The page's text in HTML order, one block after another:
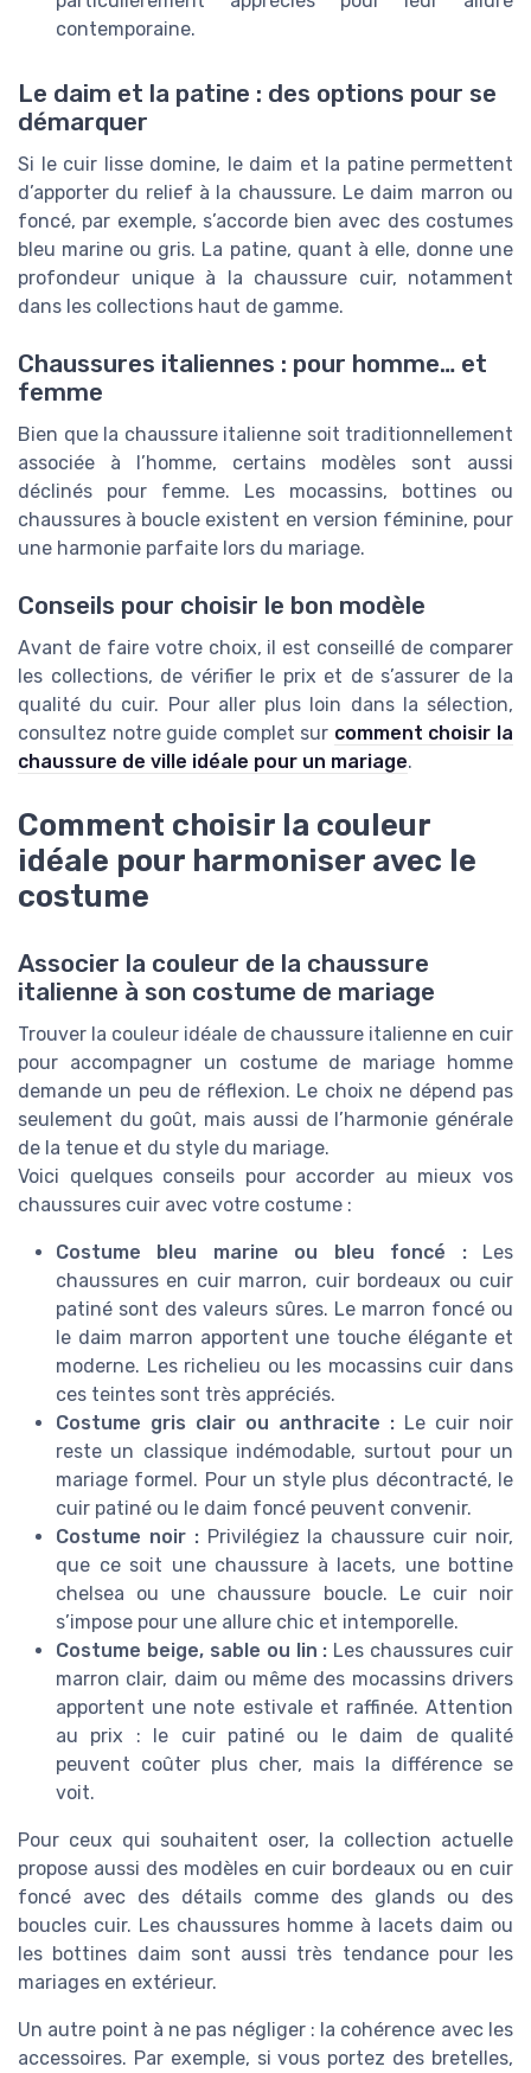
contemporaine.
Le daim et la patine : des options pour se
démarquer
Si le cuir lisse domine, le daim et la patine permettent
d’apporter du relief à la chaussure. Le daim marron ou
foncé, par exemple, s’accorde bien avec des costumes
bleu marine ou gris. La patine, quant à elle, donne une
profondeur unique à la chaussure cuir, notamment
dans les collections haut de gamme.
Chaussures italiennes : pour homme… et
femme
Bien que la chaussure italienne soit traditionnellement
associée à l’homme, certains modèles sont aussi
déclinés pour femme. Les mocassins, bottines ou
chaussures à boucle existent en version féminine, pour
une harmonie parfaite lors du mariage.
Conseils pour choisir le bon modèle
Avant de faire votre choix, il est conseillé de comparer
les collections, de vérifier le prix et de s’assurer de la
qualité du cuir. Pour aller plus loin dans la sélection,
consultez notre guide complet sur comment choisir la
chaussure de ville idéale pour un mariage.
Comment choisir la couleur
idéale pour harmoniser avec le
costume
Associer la couleur de la chaussure
italienne à son costume de mariage
Trouver la couleur idéale de chaussure italienne en cuir
pour accompagner un costume de mariage homme
demande un peu de réflexion. Le choix ne dépend pas
seulement du goût, mais aussi de l’harmonie générale
de la tenue et du style du mariage.
Voici quelques conseils pour accorder au mieux vos
chaussures cuir avec votre costume :
Costume bleu marine ou bleu foncé :Les
chaussures en cuir marron, cuir bordeaux ou cuir
patiné sont des valeurs sûres. Le marron foncé ou
le daim marron apportent une touche élégante et
moderne. Les richelieu ou les mocassins cuir dans
ces teintes sont très appréciés.
Costume gris clair ou anthracite : Le cuir noir
reste un classique indémodable, surtout pour un
mariage formel. Pour un style plus décontracté, le
cuir patiné ou le daim foncé peuvent convenir.
Costume noir :Privilégiez la chaussure cuir noir,
que ce soit une chaussure à lacets, une bottine
chelsea ou une chaussure boucle. Le cuir noir
s’impose pour une allure chic et intemporelle.
Costume beige, sable ou lin : Les chaussures cuir
marron clair, daim ou même des mocassins drivers
apportent une note estivale et raffinée. Attention
au prix : le cuir patiné ou le daim de qualité
peuvent coûter plus cher, mais la différence se
voit.
Pour ceux qui souhaitent oser, la collection actuelle
propose aussi des modèles en cuir bordeaux ou en cuir
foncé avec des détails comme des glands ou des
boucles cuir. Les chaussures homme à lacets daim ou
les bottines daim sont aussi très tendance pour les
mariages en extérieur.
Un autre point à ne pas négliger : la cohérence avec les
accessoires. Par exemple, si vous portez des bretelles,